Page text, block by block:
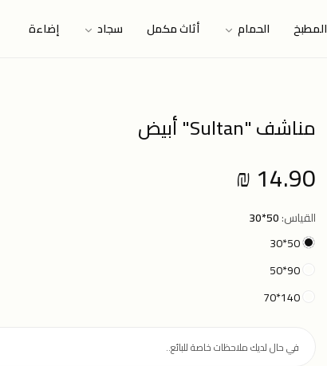
المطبخ الحمام أثاث مكمل سجاد إضاءة
مناشف "Sultan" أبيض
Regular
price
14.90 ₪
القياس:50*30